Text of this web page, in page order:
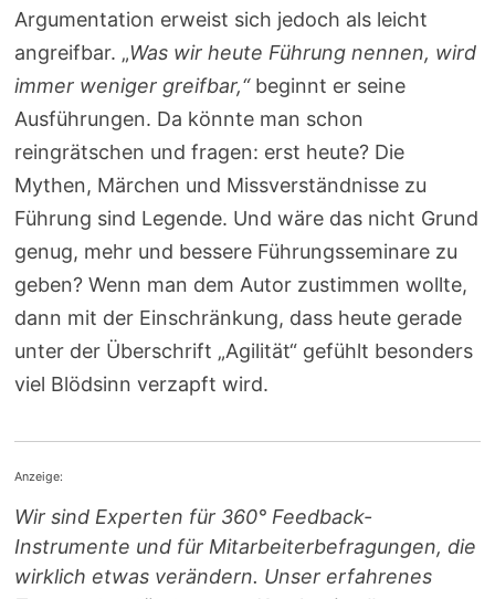
Argumentation erweist sich jedoch als leicht
angreifbar. „Was wir heute Führung nennen, wird
immer weniger greifbar,“ beginnt er seine
Ausführungen. Da könnte man schon
reingrätschen und fragen: erst heute? Die
Mythen, Märchen und Missverständnisse zu
Führung sind Legende. Und wäre das nicht Grund
genug, mehr und bessere Führungsseminare zu
geben? Wenn man dem Autor zustimmen wollte,
dann mit der Einschränkung, dass heute gerade
unter der Überschrift „Agilität“ gefühlt besonders
viel Blödsinn verzapft wird.
Anzeige:
Wir sind Experten für 360° Feedback-
Instrumente und für Mitarbeiterbefragungen, die
wirklich etwas verändern. Unser erfahrenes